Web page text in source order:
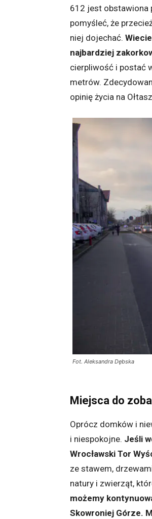
612 jest obstawiona
pomyśleć, że
niej dojechać.
najbardziej
cierpliwość i postać
metrów.
opinię życia na
Fot. Aleksandra Dębska
Miejsca do
Oprócz domków i
i niespokojne. Jeśli
Wrocławski Tor
ze stawem,
natury i zwierząt,
możemy
Skowroniej Górze.